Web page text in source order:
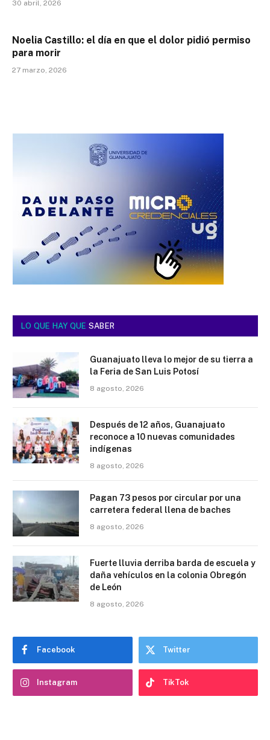
30 abril, 2026
Noelia Castillo: el día en que el dolor pidió permiso
para morir
27 marzo, 2026
LO QUE HAY QUE SABER
Guanajuato lleva lo mejor de su tierra a
la Feria de San Luis Potosí
8 agosto, 2026
Después de 12 años, Guanajuato
reconoce a 10 nuevas comunidades
indígenas
8 agosto, 2026
Pagan 73 pesos por circular por una
carretera federal llena de baches
8 agosto, 2026
Fuerte lluvia derriba barda de escuela y
daña vehículos en la colonia Obregón
de León
8 agosto, 2026
Facebook Twitter
Instagram TikTok